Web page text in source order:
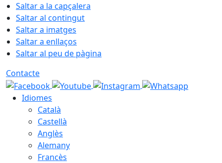
Saltar a la capçalera
Saltar al contingut
Saltar a imatges
Saltar a enllaços
Saltar al peu de pàgina
Contacte
Idiomes
Català
Castellà
Anglès
Alemany
Francès